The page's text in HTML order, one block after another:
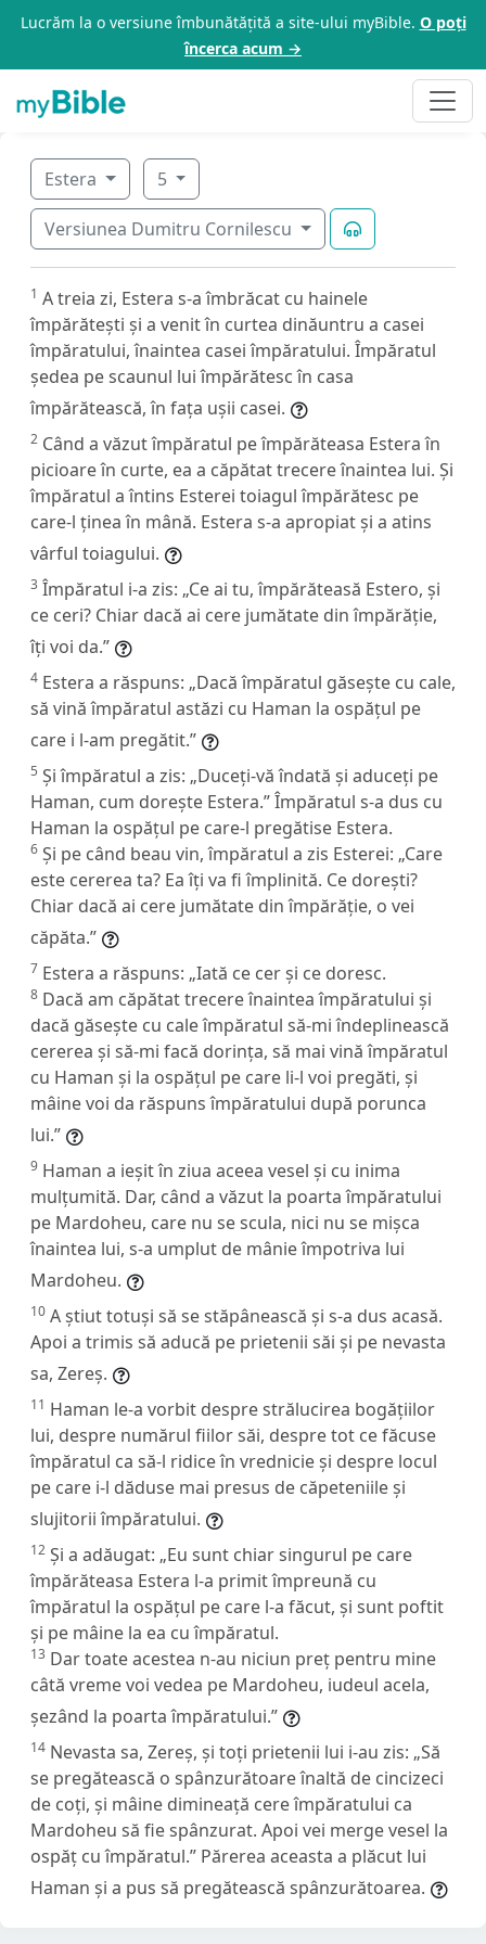
Lucrăm la o versiune îmbunătățită a site-ului myBible. O poți
încerca acum →
Estera 5
Versiunea Dumitru Cornilescu
1 A treia zi, Estera s-a îmbrăcat cu hainele
împărătești și a venit în curtea dinăuntru a casei
împăratului, înaintea casei împăratului. Împăratul
ședea pe scaunul lui împărătesc în casa
împărătească, în fața ușii casei.
2 Când a văzut împăratul pe împărăteasa Estera în
picioare în curte, ea a căpătat trecere înaintea lui. Și
împăratul a întins Esterei toiagul împărătesc pe
care-l ținea în mână. Estera s-a apropiat și a atins
vârful toiagului.
3 Împăratul i-a zis: „Ce ai tu, împărăteasă Estero, și
ce ceri? Chiar dacă ai cere jumătate din împărăție,
îți voi da.”
4 Estera a răspuns: „Dacă împăratul găsește cu cale,
să vină împăratul astăzi cu Haman la ospățul pe
care i l-am pregătit.”
5 Și împăratul a zis: „Duceți-vă îndată și aduceți pe
Haman, cum dorește Estera.” Împăratul s-a dus cu
Haman la ospățul pe care-l pregătise Estera.
6 Și pe când beau vin, împăratul a zis Esterei: „Care
este cererea ta? Ea îți va fi împlinită. Ce dorești?
Chiar dacă ai cere jumătate din împărăție, o vei
căpăta.”
7 Estera a răspuns: „Iată ce cer și ce doresc.
8 Dacă am căpătat trecere înaintea împăratului și
dacă găsește cu cale împăratul să-mi îndeplinească
cererea și să-mi facă dorința, să mai vină împăratul
cu Haman și la ospățul pe care li-l voi pregăti, și
mâine voi da răspuns împăratului după porunca
lui.”
9 Haman a ieșit în ziua aceea vesel și cu inima
mulțumită. Dar, când a văzut la poarta împăratului
pe Mardoheu, care nu se scula, nici nu se mișca
înaintea lui, s-a umplut de mânie împotriva lui
Mardoheu.
10 A știut totuși să se stăpânească și s-a dus acasă.
Apoi a trimis să aducă pe prietenii săi și pe nevasta
sa, Zereș.
11 Haman le-a vorbit despre strălucirea bogățiilor
lui, despre numărul fiilor săi, despre tot ce făcuse
împăratul ca să-l ridice în vrednicie și despre locul
pe care i-l dăduse mai presus de căpeteniile și
slujitorii împăratului.
12 Și a adăugat: „Eu sunt chiar singurul pe care
împărăteasa Estera l-a primit împreună cu
împăratul la ospățul pe care l-a făcut, și sunt poftit
și pe mâine la ea cu împăratul.
13 Dar toate acestea n-au niciun preț pentru mine
câtă vreme voi vedea pe Mardoheu, iudeul acela,
șezând la poarta împăratului.”
14 Nevasta sa, Zereș, și toți prietenii lui i-au zis: „Să
se pregătească o spânzurătoare înaltă de cincizeci
de coți, și mâine dimineață cere împăratului ca
Mardoheu să fie spânzurat. Apoi vei merge vesel la
ospăț cu împăratul.” Părerea aceasta a plăcut lui
Haman și a pus să pregătească spânzurătoarea.